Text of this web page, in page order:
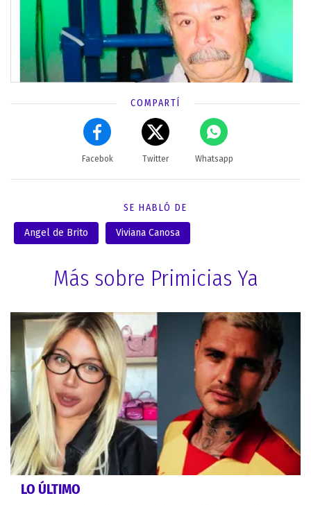
COMPARTÍ
Facebok Twitter Whatsapp
SE HABLÓ DE
Angel de Brito Viviana Canosa
Más sobre Primicias Ya
LO ÚLTIMO